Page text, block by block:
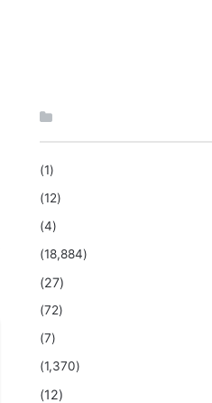
(1)
(12)
(4)
(18,884)
(27)
(72)
(7)
(1,370)
(12)